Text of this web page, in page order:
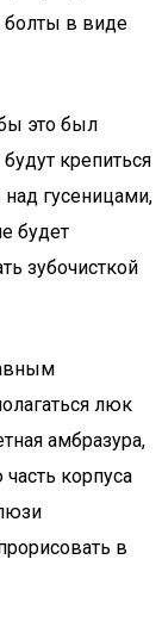
болты в виде
это был
крепиться
гусеницами,
будет
зубочисткой
люк
амбразура,
корпуса
в